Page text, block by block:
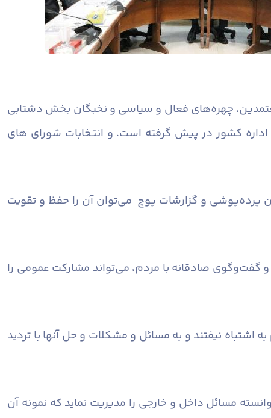
چهره‌های فعال و سیاسی و نخبگان بخش دشتابی
کشور در پیش گرفته است. و انتخابات شورای های
پرده‌پوشی و گزارشات پوچ می‌توان آن را حفظ و تقویت
گفت‌وگوی صادقانه با مردم، می‌تواند مشارکت عمومی را
اشتباه نیفتند و به مسائل و مشکلات و حل آنها با تردید
مسائل داخل و خارجی را مدیریت نماید که نمونه آن